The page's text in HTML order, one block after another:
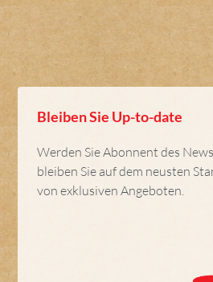
Bleiben Sie Up-to-date
Werden Sie Abonnent des
bleiben Sie auf dem neusten
von exklusiven Angeboten.